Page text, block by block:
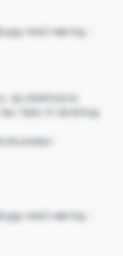
med næring -
og eksklusive
Oslo S Utvikling
med næring -